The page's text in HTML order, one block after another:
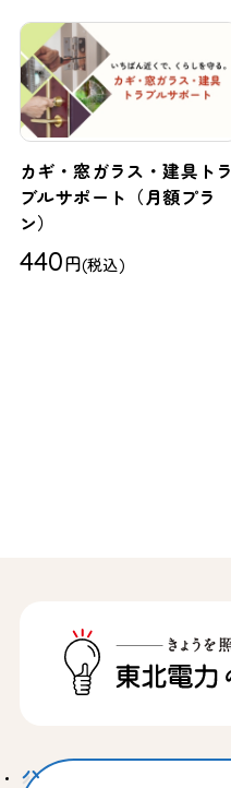
カギ・窓ガラス・建具トラ
ブルサポート（月額プラ
ン）
440円(税込)
ハ